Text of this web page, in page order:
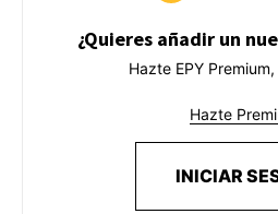
¿Quieres añadir un
Hazte EPY
Hazte
INICIAR